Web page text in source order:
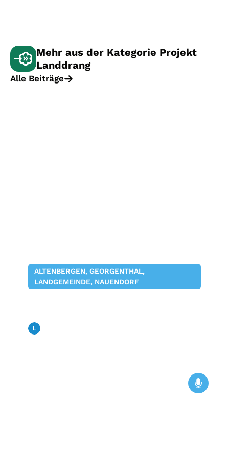
Mehr aus der Kategorie Projekt
Landdrang
Alle Beiträge
ALTENBERGEN, GEORGENTHAL,
LANDGEMEINDE, NAUENDORF